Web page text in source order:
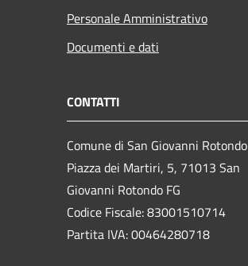
Personale Amministrativo
Documenti e dati
CONTATTI
Comune di San Giovanni Rotondo
Piazza dei Martiri, 5, 71013 San
Giovanni Rotondo FG
Codice Fiscale: 83001510714
Partita IVA: 00464280718